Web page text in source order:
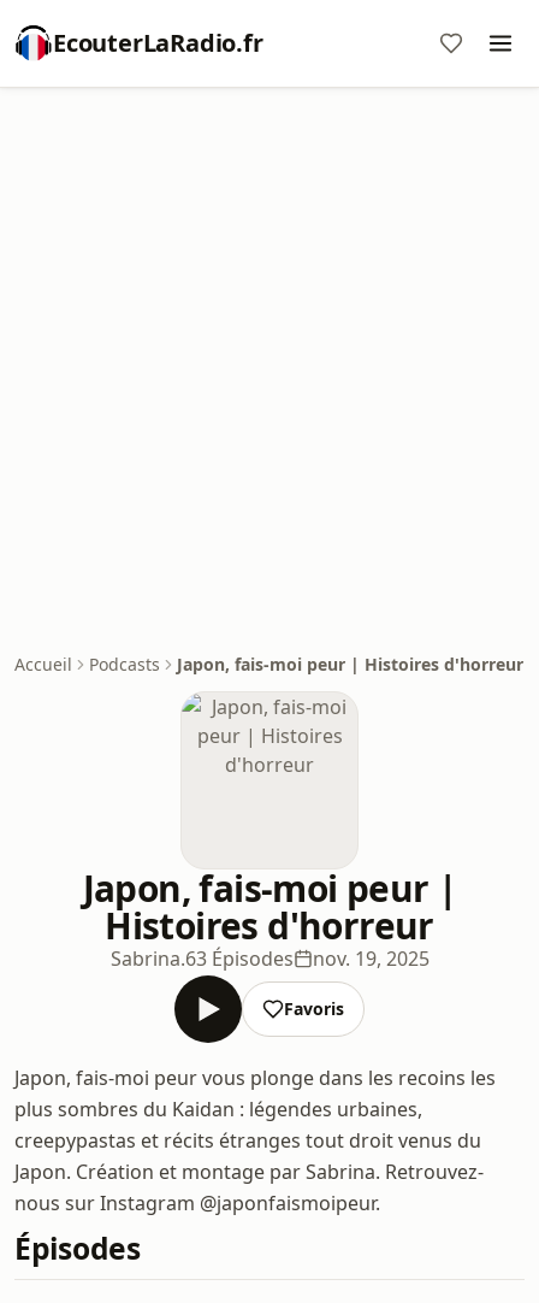
EcouterLaRadio.fr
Accueil Podcasts Japon, fais-moi peur | Histoires d'horreur
Japon, fais-moi peur |
Histoires d'horreur
Sabrina.63 Épisodes nov. 19, 2025
Favoris
Japon, fais-moi peur vous plonge dans les recoins les
plus sombres du Kaidan : légendes urbaines,
creepypastas et récits étranges tout droit venus du
Japon. Création et montage par Sabrina. Retrouvez-
nous sur Instagram @japonfaismoipeur.
Épisodes